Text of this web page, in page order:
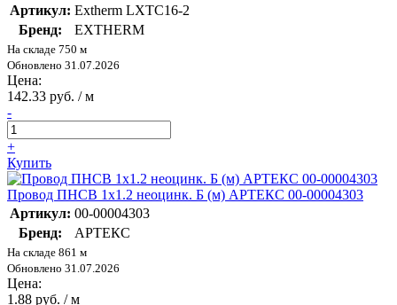
Артикул: Extherm LXTC16-2
Бренд:
EXTHERM
На складе 750 м
Обновлено 31.07.2026
Цена:
142.33 руб. / м
-
+
Купить
Провод ПНСВ 1х1.2 неоцинк. Б (м) АРТЕКС 00-00004303
Артикул: 00-00004303
Бренд:
АРТЕКС
На складе 861 м
Обновлено 31.07.2026
Цена:
1.88 руб. / м